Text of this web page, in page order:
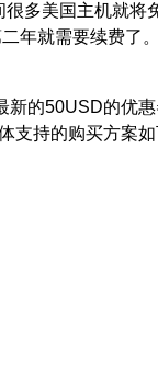
多美国主机就将
年就需要续费了
的50USD的优惠
支持的购买方案如